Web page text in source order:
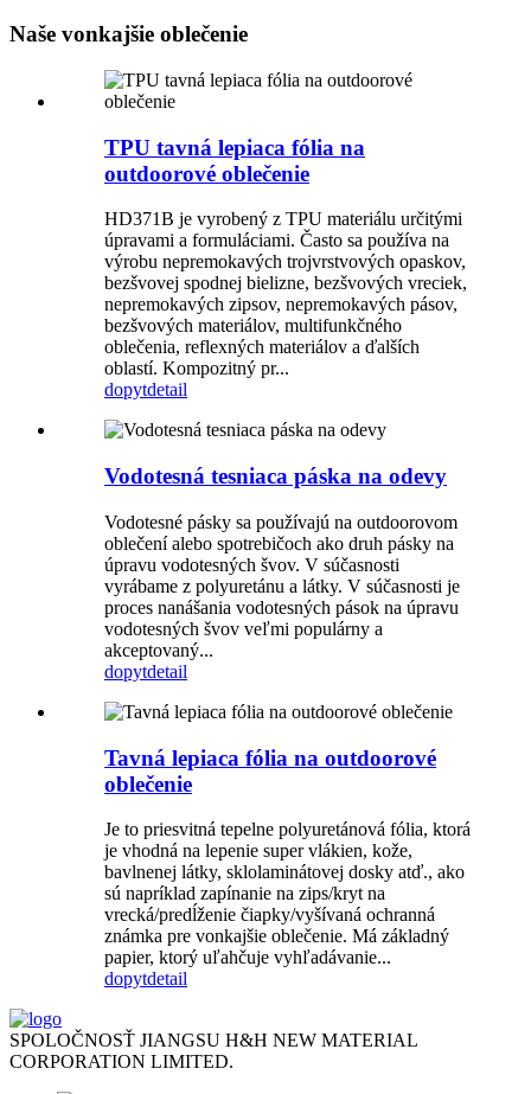
Naše vonkajšie oblečenie
TPU tavná lepiaca fólia na
outdoorové oblečenie
HD371B je vyrobený z TPU materiálu určitými
úpravami a formuláciami. Často sa používa na
výrobu nepremokavých trojvrstvových opaskov,
bezšvovej spodnej bielizne, bezšvových vreciek,
nepremokavých zipsov, nepremokavých pásov,
bezšvových materiálov, multifunkčného
oblečenia, reflexných materiálov a ďalších
oblastí. Kompozitný pr...
dopytdetail
Vodotesná tesniaca páska na odevy
Vodotesné pásky sa používajú na outdoorovom
oblečení alebo spotrebičoch ako druh pásky na
úpravu vodotesných švov. V súčasnosti
vyrábame z polyuretánu a látky. V súčasnosti je
proces nanášania vodotesných pások na úpravu
vodotesných švov veľmi populárny a
akceptovaný...
dopytdetail
Tavná lepiaca fólia na outdoorové
oblečenie
Je to priesvitná tepelne polyuretánová fólia, ktorá
je vhodná na lepenie super vlákien, kože,
bavlnenej látky, sklolaminátovej dosky atď., ako
sú napríklad zapínanie na zips/kryt na
vrecká/predĺženie čiapky/vyšívaná ochranná
známka pre vonkajšie oblečenie. Má základný
papier, ktorý uľahčuje vyhľadávanie...
dopytdetail
SPOLOČNOSŤ JIANGSU H&H NEW MATERIAL
CORPORATION LIMITED.